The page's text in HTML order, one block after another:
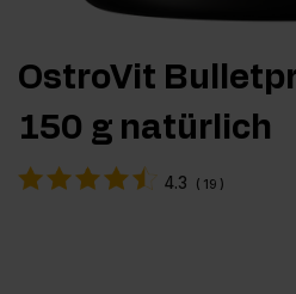
OstroVit
150 g natürlich
4.3 ( 19 )